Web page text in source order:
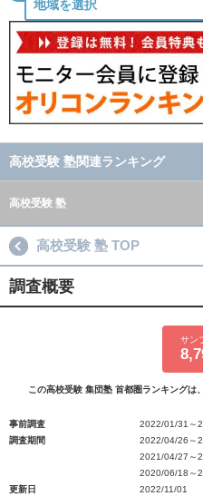
高校受験 塾関連ランキング
高校受験 塾
高校受験 塾 TOP
調査概要
サン
この高校受験 集団塾 首都圏ランキングは
事前調査
2022/01/31～
調査期間
2022/04/26～
2021/04/27～
2020/06/18～
更新日
2022/11/01